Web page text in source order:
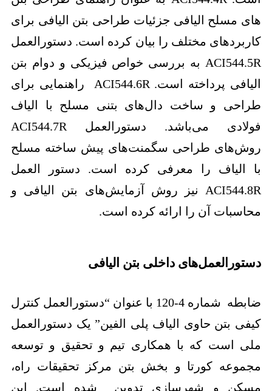
های مسلح الیافی جزئیات طراحی بتن الیافی برای
کاربردهای مختلف را بیان کرده است. دستورالعمل
ACI544.5R به بررسی خواص فیزیکی و دوام بتن
الیافی پرداخته است. ACI544.6R راهنمایی برای
طراحی و ساخت دال‌های بتنی مسلح با الیاف
فولادی می‌باشد. دستورالعمل ACI544.7R
روش‌های طراحی سگمنت‌های پیش ساخته مسلح
با الیاف را معرفی کرده است. دستور العمل
ACI544.8R نیز روش آزمایش‌های بتن الیافی و
محاسبات آن را ارائه کرده است.
دستورالعمل‌های داخلی بتن الیافی
ضابطه شماره 4-120 با عنوان “دستورالعمل کنترل
کیفی بتن حاوی الیاف پلی الفین” یک دستورالعمل
ملی است که با همکاری تیم و تحقیق و توسعه
مجموعه کورتا و بخش بتن مرکز تحقیقات راه،
مسکن و شهرسازی تدوین شده است. این